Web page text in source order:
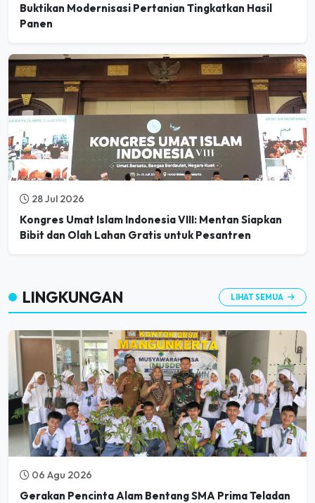
Buktikan Modernisasi Pertanian Tingkatkan Hasil
Panen
28 Jul 2026
Kongres Umat Islam Indonesia VIII: Mentan Siapkan
Bibit dan Olah Lahan Gratis untuk Pesantren
LINGKUNGAN LIHAT SEMUA
06 Agu 2026
Gerakan Pencinta Alam Bentang SMA Prima Teladan